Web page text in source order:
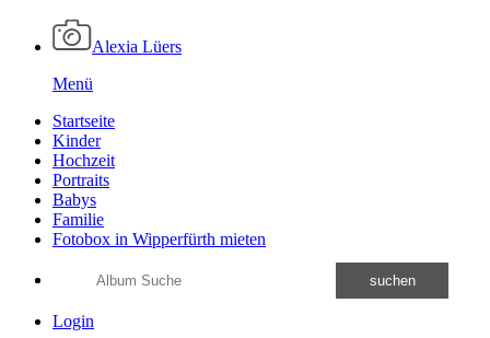
Alexia Lüers
Menü
Startseite
Kinder
Hochzeit
Portraits
Babys
Familie
Fotobox in Wipperfürth mieten
suchen
Login